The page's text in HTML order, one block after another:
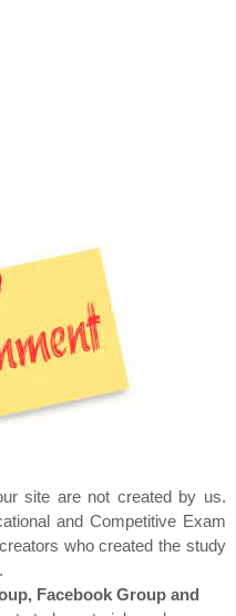
site are not created by us.
and Competitive Exam
who created the study
Facebook Group and